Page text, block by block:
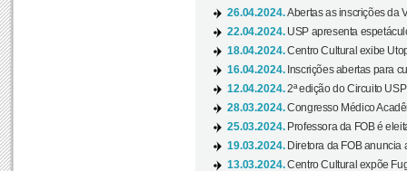
26.04.2024.Abertas as inscrições da
22.04.2024. USP apresenta
18.04.2024.Centro Cultural exibe
16.04.2024. Inscrições abertas para
12.04.2024.2ª edição do Circuito
28.03.2024.Congresso Médico
25.03.2024. Professora da FOB é
19.03.2024. Diretora da FOB anuncia
13.03.2024.Centro Cultural expõe